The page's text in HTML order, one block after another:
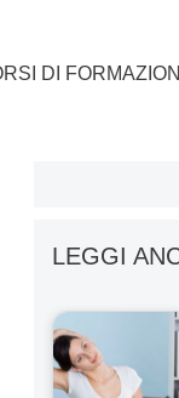
DI
LEGGI